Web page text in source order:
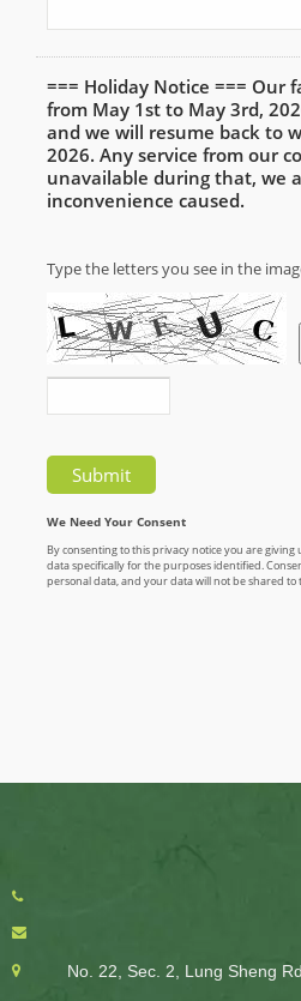
No. 22, Sec. 2, Lung Sheng